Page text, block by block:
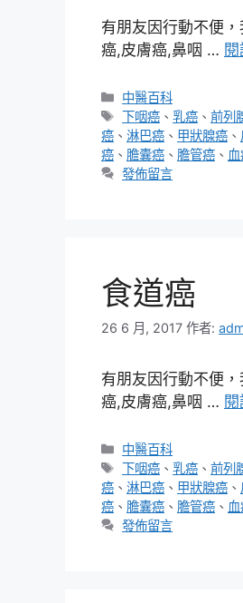
有朋友因行動不便
癌,皮膚癌,鼻咽 …
分
類
中醫百科
標
籤
下咽癌 、乳癌 、前列
癌 、 淋巴癌 、 甲狀腺癌 、
癌 、 膽囊癌 、 膽管癌 、
發佈留言
食道癌
26 6 月, 2017 作者:
有朋友因行動不便
癌,皮膚癌,鼻咽 …
分
類
中醫百科
標
籤
下咽癌 、乳癌 、前列
癌 、 淋巴癌 、 甲狀腺癌 、
癌 、 膽囊癌 、 膽管癌 、
發佈留言